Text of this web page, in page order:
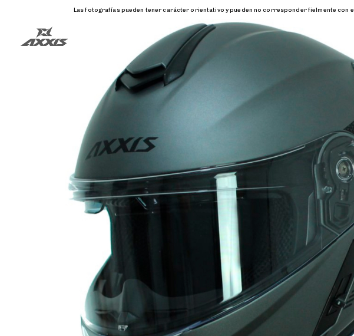
Las fotografías pueden tener carácter orientativo y pueden no corresponder fielmente con